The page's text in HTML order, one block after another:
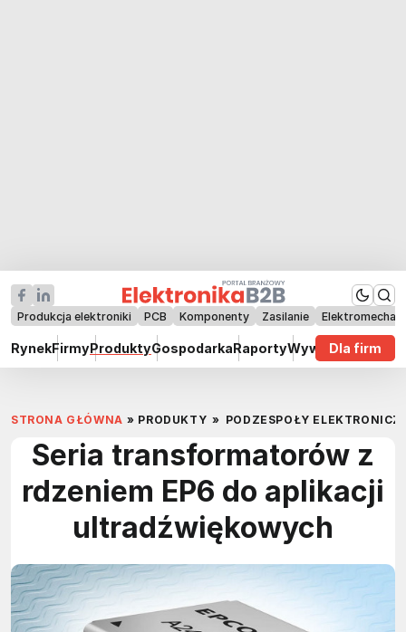
Produkcja elektroniki PCB Komponenty Zasilanie
RynekFirmyProduktyGospodarkaRaportyWywiadyDla firm
STRONA GŁÓWNA » PRODUKTY » PODZESPOŁY
Seria transformatorów z
rdzeniem EP6 do aplikacji
ultradźwiękowych